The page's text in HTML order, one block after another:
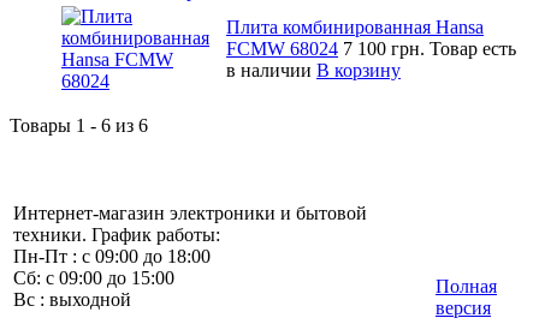
Плита комбинированная Hansa
FCMW 68024 7 100 грн. Товар есть
в наличии В корзину
Товары 1 - 6 из 6
Интернет-магазин электроники и бытовой
техники. График работы:
Пн-Пт : с 09:00 до 18:00
Сб: с 09:00 до 15:00
Вс : выходной
Полная
версия